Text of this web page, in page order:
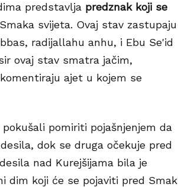
predstavlja predznak koji se
svijeta. Ovaj stav zastupaju
radijallahu anhu, i Ebu Se'id
ovaj stav smatra jačim,
ajet u kojem se
pomiriti pojašnjenjem da
dok se druga očekuje pred
nad Kurejšijama bila je
dim koji će se pojaviti pred Smak